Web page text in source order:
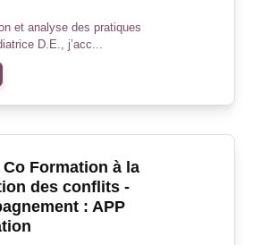
et analyse des pratiques
D.E., j’acc...
Co Formation à la
des conflits -
: APP